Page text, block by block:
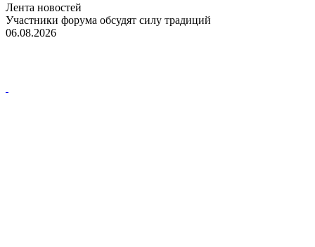
Лента новостей
Участники форума обсудят силу традиций
06.08.2026